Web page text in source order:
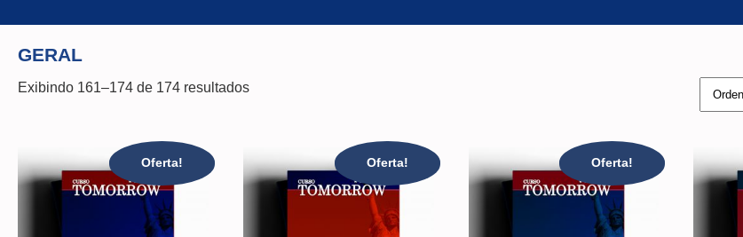
GERAL
Exibindo 161–174 de 174 resultados
Oferta! Oferta! Oferta!